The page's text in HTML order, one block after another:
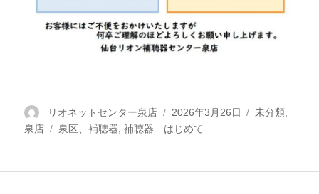
投
稿
リオネットセンター泉店
投
稿
2026年3月26日
カ
未分類
泉店
タ
泉区、補聴器 補聴器 はじめて